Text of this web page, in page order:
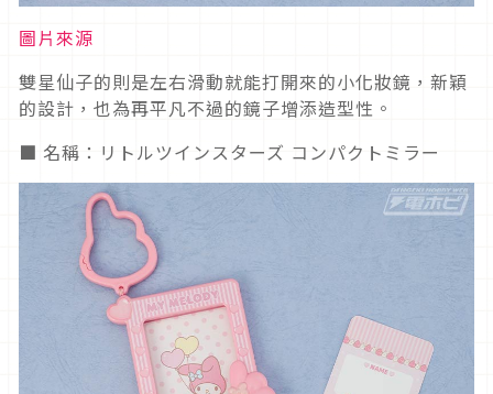
圖片來源
雙星仙子的則是左右滑動就能打開來的小化妝鏡，新穎
的設計，也為再平凡不過的鏡子增添造型性。
■ 名稱：リトルツインスターズ コンパクトミラー